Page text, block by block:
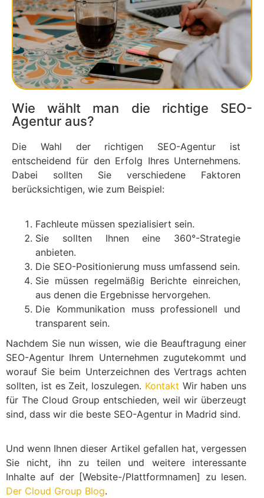
Wie wählt man die richtige SEO-
Agentur aus?
Die Wahl der richtigen SEO-Agentur ist
entscheidend für den Erfolg Ihres Unternehmens.
Dabei sollten Sie verschiedene Faktoren
berücksichtigen, wie zum Beispiel:
Fachleute müssen spezialisiert sein.
Sie sollten Ihnen eine 360°-Strategie
anbieten.
Die SEO-Positionierung muss umfassend sein.
Sie müssen regelmäßig Berichte einreichen,
aus denen die Ergebnisse hervorgehen.
Die Kommunikation muss professionell und
transparent sein.
Nachdem Sie nun wissen, wie die Beauftragung einer
SEO-Agentur Ihrem Unternehmen zugutekommt und
worauf Sie beim Unterzeichnen des Vertrags achten
sollten, ist es Zeit, loszulegen. Kontakt Wir haben uns
für The Cloud Group entschieden, weil wir überzeugt
sind, dass wir die beste SEO-Agentur in Madrid sind.
Und wenn Ihnen dieser Artikel gefallen hat, vergessen
Sie nicht, ihn zu teilen und weitere interessante
Inhalte auf der [Website-/Plattformnamen] zu lesen.
Der Cloud Group Blog.